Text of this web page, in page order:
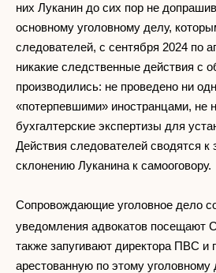
них Луканин до сих пор не
основному уголовному делу,
следователей, с сентября 2024 по
никакие следственные действия с
производились: не проведено ни
«потерпевшими» иностранцами, не
бухгалтерские экспертизы для
Действия следователей сводятся к
склонению Луканина к самооговору.
Сопровождающие уголовное дело
уведомления адвокатов посещают
также запугивают директора ПВС и
арестованную по этому уголовному